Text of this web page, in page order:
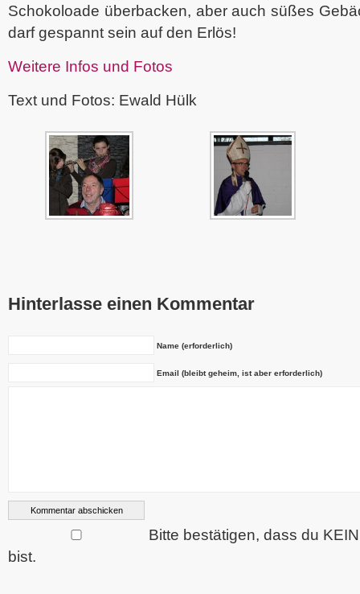
Schokoloade überbacken, aber auch süßes
darf gespannt sein auf den Erlös!
Weitere Infos und Fotos
Text und Fotos: Ewald Hülk
Hinterlasse einen Kommentar
Name (erforderlich)
Email (bleibt geheim, ist aber erforderlich)
Bitte bestätigen, dass du
bist.